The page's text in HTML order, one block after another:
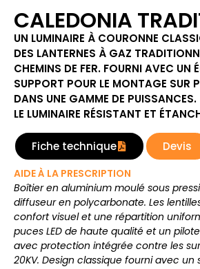
CALEDONIA
UN LUMINAIRE À COURONNE
DES LANTERNES À GAZ
CHEMINS DE FER. FOURNI AVEC UN
SUPPORT POUR LE MONTAGE SUR
DANS UNE GAMME DE PUISSANCES.
LE LUMINAIRE RÉSISTANT ET
Fiche technique Devis
AIDE À LA PRESCRIPTION
Boîtier en aluminium moulé sous
diffuseur en polycarbonate. Les
confort visuel et une répartition
puces LED de haute qualité et un
avec protection intégrée contre les
20KV. Design classique fourni avec